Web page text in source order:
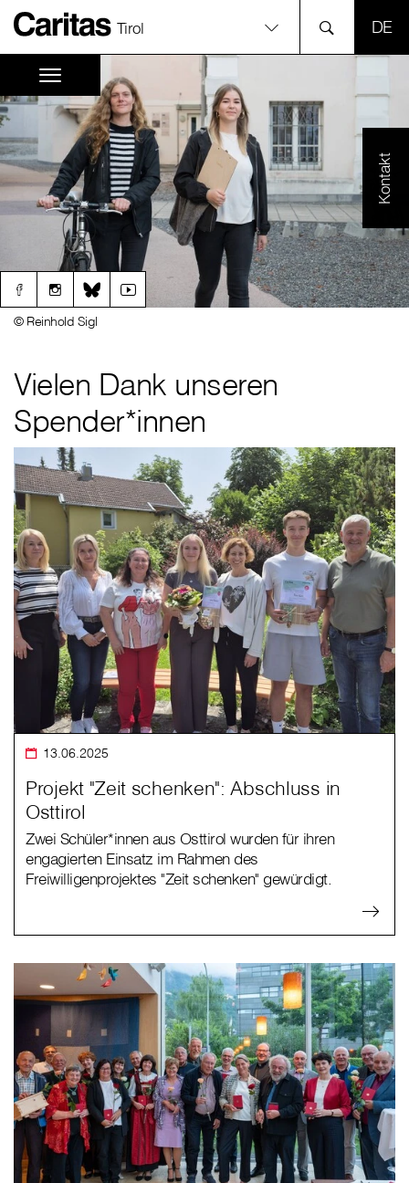
Tirol
Kontakt
Vielen Dank unseren
Spender*innen
© Reinhold Sigl
13.06.2025
Projekt "Zeit schenken": Abschluss in
Osttirol
Zwei Schüler*innen aus Osttirol wurden für ihren
engagierten Einsatz im Rahmen des
Freiwilligenprojektes "Zeit schenken" gewürdigt.